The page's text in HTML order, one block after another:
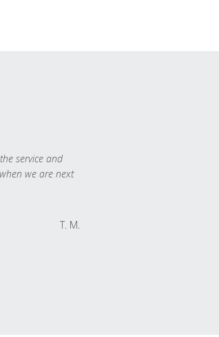
service and
we are next
T. M.